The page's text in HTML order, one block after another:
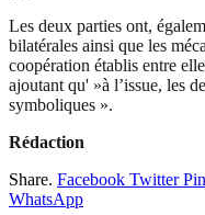
Les deux parties ont,
bilatérales ainsi que les
coopération établis entre
ajoutant qu' »à l’issue, les
symboliques ».
Rédaction
Share. Facebook Twitter
WhatsApp